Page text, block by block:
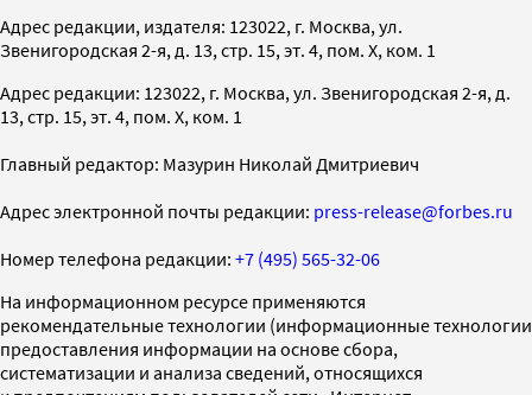
Адрес редакции, издателя: 123022, г. Москва, ул.
Звенигородская 2-я, д. 13, стр. 15, эт. 4, пом. X, ком. 1
Адрес редакции: 123022, г. Москва, ул. Звенигородская 2-я, д.
13, стр. 15, эт. 4, пом. X, ком. 1
Главный редактор: Мазурин Николай Дмитриевич
Адрес электронной почты редакции: press-release@forbes.ru
Номер телефона редакции: +7 (495) 565-32-06
На информационном ресурсе применяются
рекомендательные технологии (информационные технологии
предоставления информации на основе сбора,
систематизации и анализа сведений, относящихся